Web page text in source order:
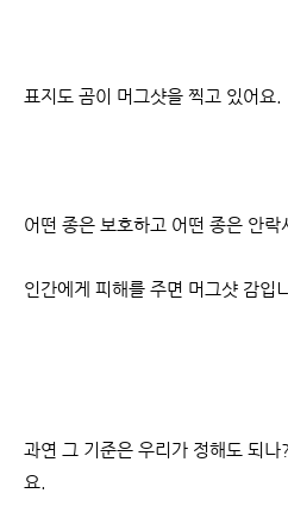
표지도 곰이 머그샷을 찍고 있어요.
어떤 종은 보호하고 어떤 종은 안락
인간에게 피해를 주면 머그샷 감입
과연 그 기준은 우리가 정해도 되나
요.